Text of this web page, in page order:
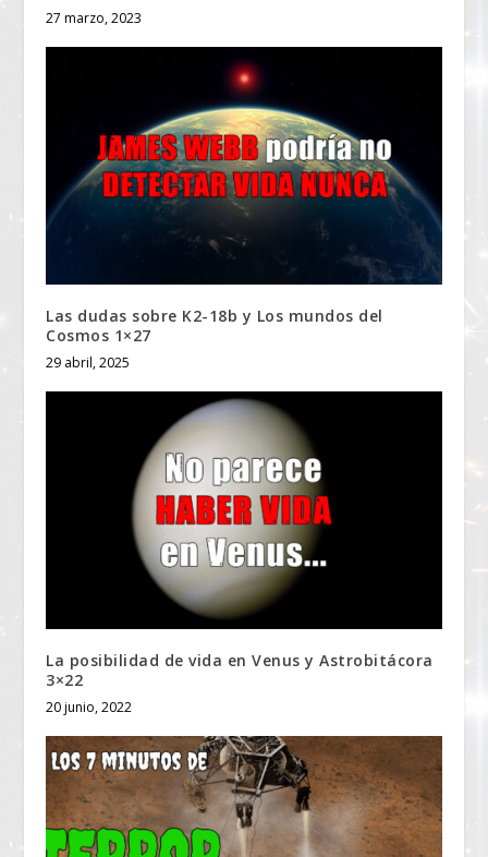
27 marzo, 2023
Las dudas sobre K2-18b y Los mundos del
Cosmos 1×27
29 abril, 2025
La posibilidad de vida en Venus y Astrobitácora
3×22
20 junio, 2022